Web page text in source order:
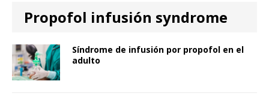
Propofol infusión syndrome
Síndrome de infusión por propofol en el
adulto